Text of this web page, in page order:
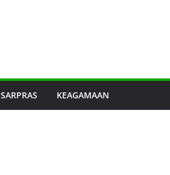
SARPRAS KEAGAMAAN